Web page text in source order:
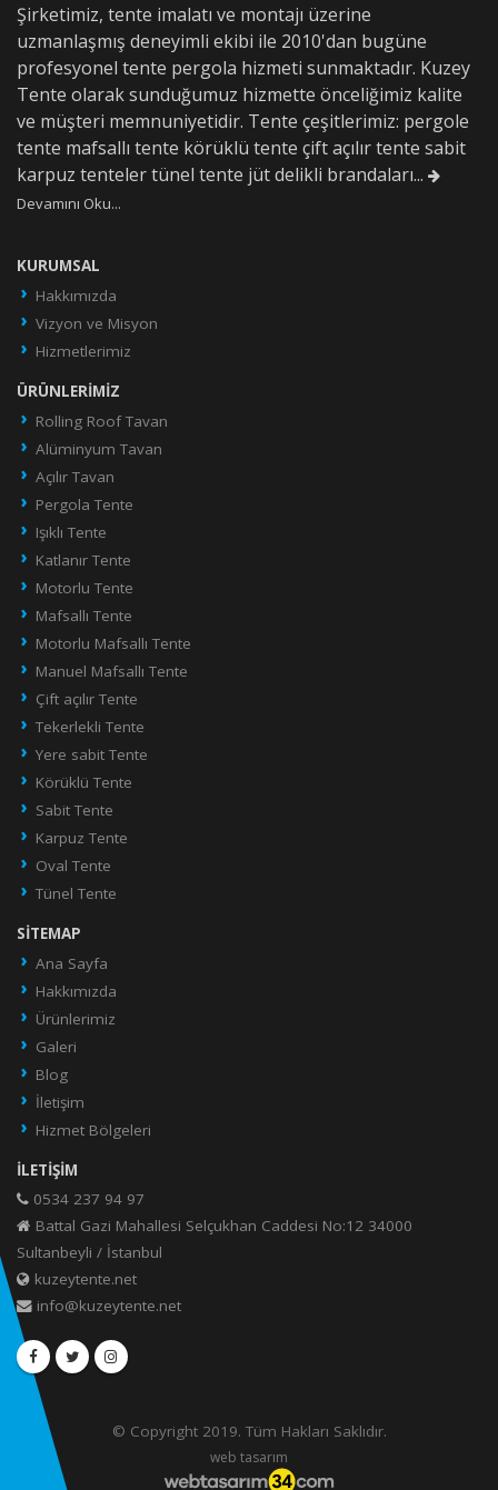
Şirketimiz, tente imalatı ve montajı üzerine
uzmanlaşmış deneyimli ekibi ile 2010'dan bugüne
profesyonel tente pergola hizmeti sunmaktadır. Kuzey
Tente olarak sunduğumuz hizmette önceliğimiz kalite
ve müşteri memnuniyetidir. Tente çeşitlerimiz: pergole
tente mafsallı tente körüklü tente çift açılır tente sabit
karpuz tenteler tünel tente jüt delikli brandaları...
Devamını Oku...
KURUMSAL
Hakkımızda
Vizyon ve Misyon
Hizmetlerimiz
ÜRÜNLERIMIZ
Rolling Roof Tavan
Alüminyum Tavan
Açılır Tavan
Pergola Tente
Işıklı Tente
Katlanır Tente
Motorlu Tente
Mafsallı Tente
Motorlu Mafsallı Tente
Manuel Mafsallı Tente
Çift açılır Tente
Tekerlekli Tente
Yere sabit Tente
Körüklü Tente
Sabit Tente
Karpuz Tente
Oval Tente
Tünel Tente
SITEMAP
Ana Sayfa
Hakkımızda
Ürünlerimiz
Galeri
Blog
İletişim
Hizmet Bölgeleri
İLETIŞIM
0534 237 94 97
Battal Gazi Mahallesi Selçukhan Caddesi No:12 34000
Sultanbeyli / İstanbul
kuzeytente.net
info@kuzeytente.net
© Copyright 2019. Tüm Hakları Saklıdır.
web tasarım